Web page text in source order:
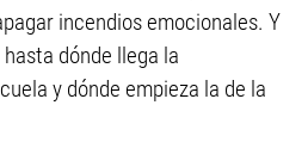
incendios emocionales. Y
dónde llega la
y dónde empieza la de la